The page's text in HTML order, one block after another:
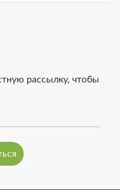
рассылку, чтобы